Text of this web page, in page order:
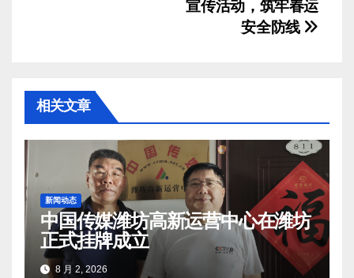
宣传活动，筑牢春运
安全防线
相关文章
新闻动态
中国传媒潍坊高新运营中心在潍坊
正式挂牌成立
8 月 2, 2026